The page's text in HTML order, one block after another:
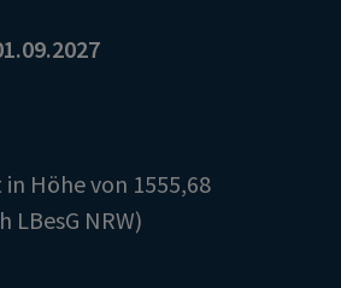
Höhe von 1555,68
LBesG NRW)